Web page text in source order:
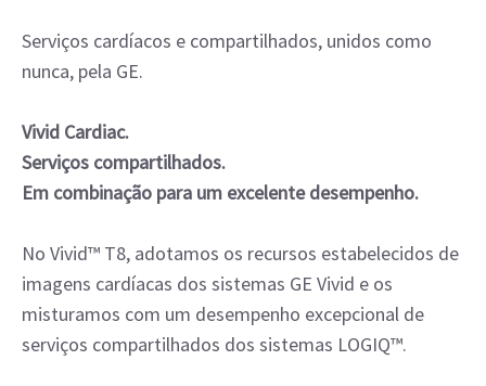
Serviços cardíacos e compartilhados, unidos como
nunca, pela GE.
Vivid Cardiac.
Serviços compartilhados.
Em combinação para um excelente desempenho.
No Vivid™ T8, adotamos os recursos estabelecidos de
imagens cardíacas dos sistemas GE Vivid e os
misturamos com um desempenho excepcional de
serviços compartilhados dos sistemas LOGIQ™.